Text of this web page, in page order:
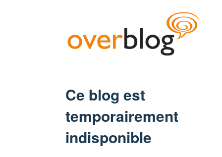
Ce blog est
temporairement
indisponible